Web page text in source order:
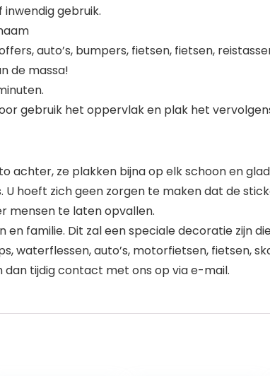
gebruik.
auto’s, bumpers, fietsen, fietsen,
de massa!
gebruik het oppervlak en plak het
achter, ze plakken bijna op elk schoon en
hoeft zich geen zorgen te maken dat de
mensen te laten opvallen.
familie. Dit zal een speciale decoratie zijn
waterflessen, auto’s, motorfietsen, fietsen,
tijdig contact met ons op via e-mail.